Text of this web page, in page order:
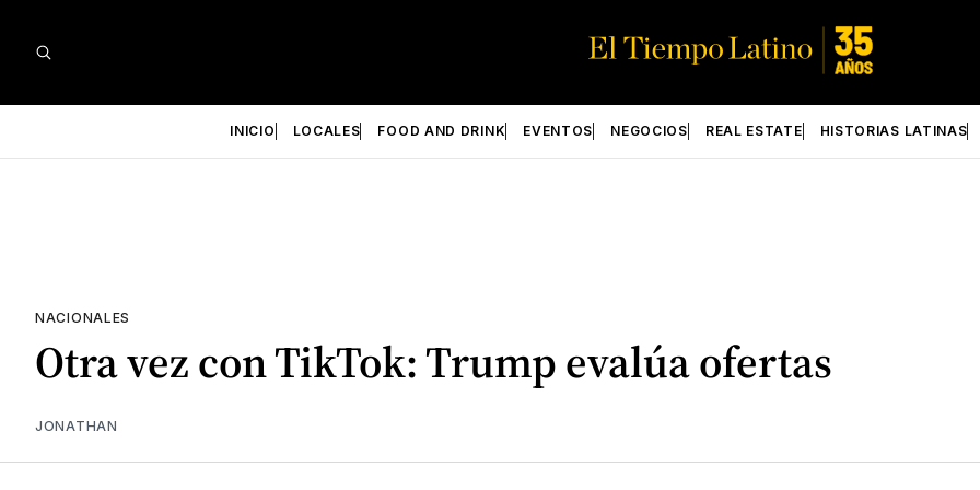
INICIO LOCALES FOOD AND DRINK EVENTOS NEGOCIOS REAL ESTATE HISTORIAS LATINAS
NACIONALES
Otra vez con TikTok: Trump evalúa ofertas
JONATHAN